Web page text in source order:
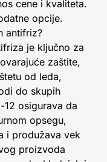
cene i kvaliteta.
opcije.
antifriz?
je ključno za
zaštite,
od leda,
do skupih
osigurava da
opsegu,
i produžava vek
proizvoda